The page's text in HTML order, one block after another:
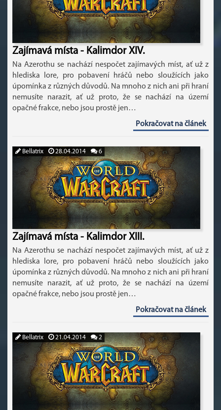
Zajímavá místa - Kalimdor XIV.
Na Azerothu se nachází nespočet zajímavých míst, ať už z
hlediska lore, pro pobavení hráčů nebo sloužících jako
úpomínka z různých důvodů. Na mnoho z nich ani při hraní
nemusíte narazit, ať už proto, že se nachází na území
opačné frakce, nebo jsou prostě jen…
Pokračovat na článek
Bellatrix 28.04.2014 6
Zajímavá místa - Kalimdor XIII.
Na Azerothu se nachází nespočet zajímavých míst, ať už z
hlediska lore, pro pobavení hráčů nebo sloužících jako
úpomínka z různých důvodů. Na mnoho z nich ani při hraní
nemusíte narazit, ať už proto, že se nachází na území
opačné frakce, nebo jsou prostě jen…
Pokračovat na článek
Bellatrix 21.04.2014 2